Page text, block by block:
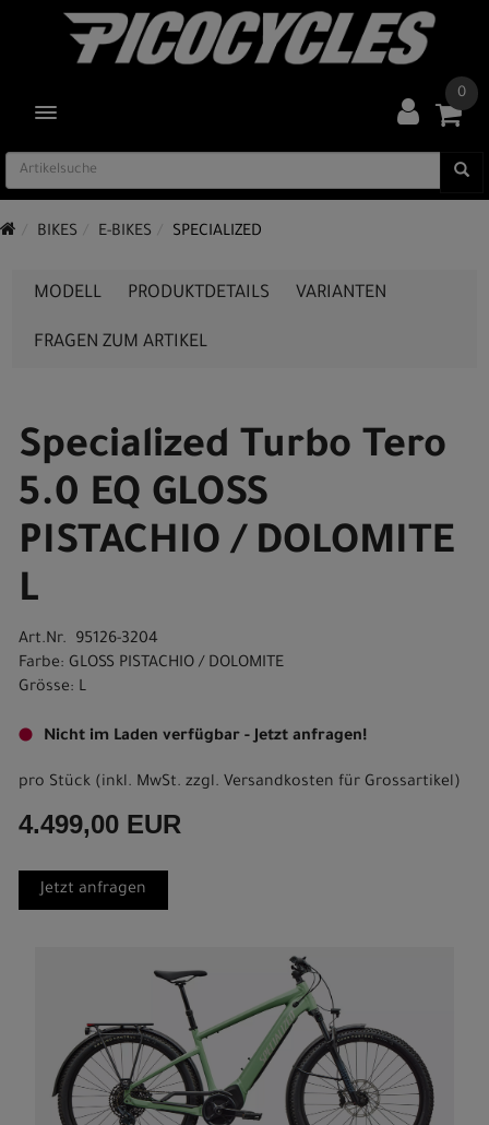
TOGGLE NAVIGATION
0
BIKES E-BIKES SPECIALIZED
MODELL PRODUKTDETAILS VARIANTEN
FRAGEN ZUM ARTIKEL
Specialized Turbo Tero
5.0 EQ GLOSS
PISTACHIO / DOLOMITE
L
Art.Nr. 95126-3204
Farbe: GLOSS PISTACHIO / DOLOMITE
Grösse: L
Nicht im Laden verfügbar - Jetzt anfragen!
pro Stück (inkl. MwSt. zzgl. Versandkosten für Grossartikel)
4.499,00 EUR
Jetzt anfragen